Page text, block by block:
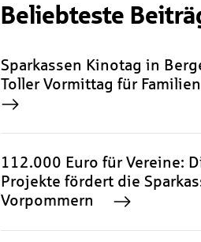
Beliebteste
Sparkassen Kinotag in
Toller Vormittag für Familien
112.000 Euro für Vereine:
Projekte fördert die
Vorpommern